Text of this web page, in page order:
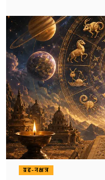
ग्रह-नक्षत्र